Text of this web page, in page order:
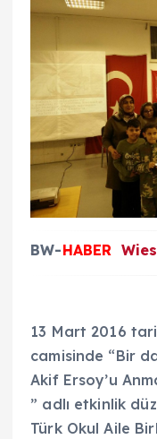
BW-HABER
13 Mart 2016
camisinde “Bir
Akif Ersoy’u
” adlı etkinlik
Türk Okul Aile